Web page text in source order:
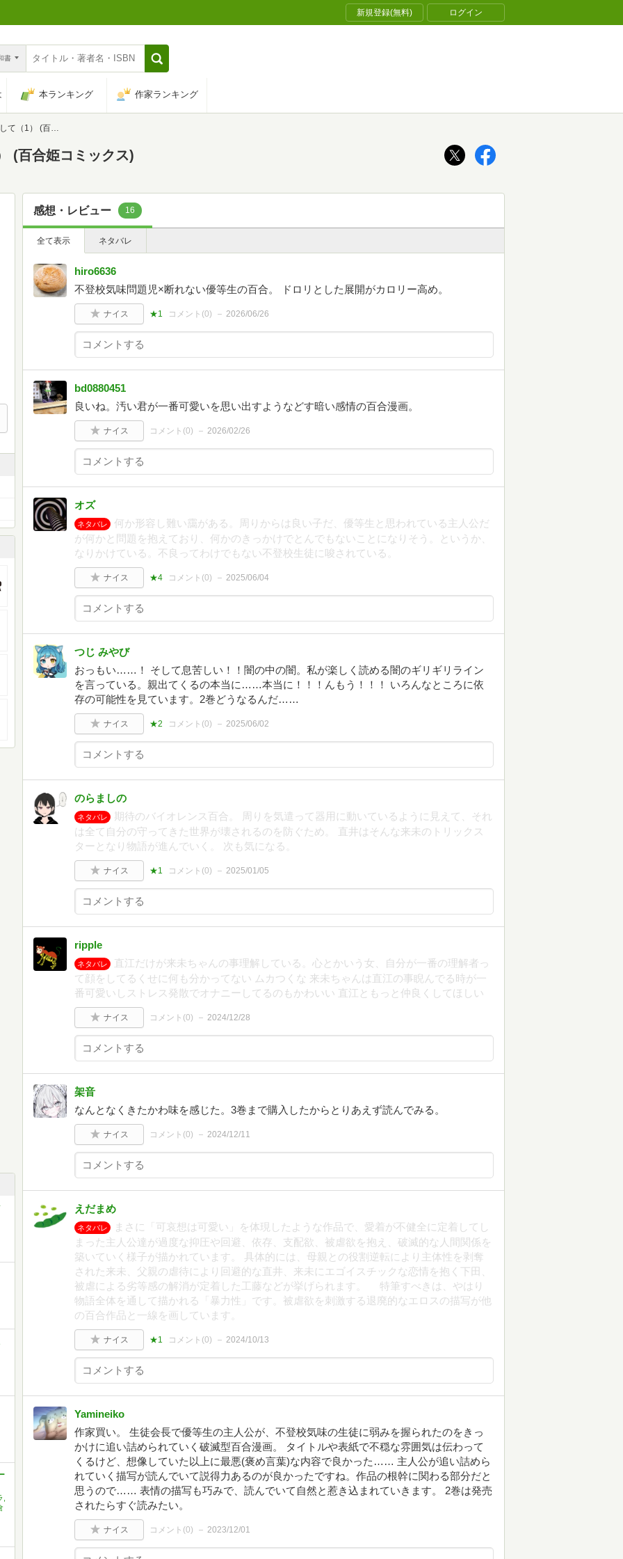
新規登録(無料) ログイン
書
本ランキング 作家ランキング
百合姫コミックス)
(百合姫コミックス)
感想・レビュー 16
全て表示 ネタバレ
hiro6636
不登校気味問題児×断れない優等生の百合。 ドロリとした展開がカロリー高め。
ナイス ★1 コメント(0) 2026/06/26
bd0880451
良いね。汚い君が一番可愛いを思い出すようなどす暗い感情の百合漫画。
ナイス コメント(0) 2026/02/26
オズ
ネタバレ
何か形容し難い靄がある。周りからは良い子だ、優等生と思われている主人公だ
が何かと問題を抱えており、何かのきっかけでとんでもないことになりそう。というか、
なりかけている。不良ってわけでもない不登校生徒に唆されている。
ナイス ★4 コメント(0) 2025/06/04
つじ みやび
おっもい……！ そして息苦しい！！闇の中の闇。私が楽しく読める闇のギリギリライン
を言っている。親出てくるの本当に……本当に！！！んもう！！！ いろんなところに依
存の可能性を見ています。2巻どうなるんだ……
ナイス ★2 コメント(0) 2025/06/02
のらましの
ネタバレ
期待のバイオレンス百合。 周りを気遣って器用に動いているように見えて、それ
は全て自分の守ってきた世界が壊されるのを防ぐため。 直井はそんな来未のトリックス
ターとなり物語が進んでいく。 次も気になる。
ナイス ★1 コメント(0) 2025/01/05
ripple
ネタバレ
直江だけが来未ちゃんの事理解している。心とかいう女、自分が一番の理解者っ
て顔をしてるくせに何も分かってない ムカつくな 来未ちゃんは直江の事睨んでる時が一
番可愛いしストレス発散でオナニーしてるのもかわいい 直江ともっと仲良くしてほしい
ナイス コメント(0) 2024/12/28
架音
なんとなくきたかわ味を感じた。3巻まで購入したからとりあえず読んでみる。
ナイス コメント(0) 2024/12/11
えだまめ
ネタバレ
まさに「可哀想は可愛い」を体現したような作品で、愛着が不健全に定着してし
まった主人公達が過度な抑圧や回避、依存、支配欲、被虐欲を抱え、破滅的な人間関係を
築いていく様子が描かれています。 具体的には、母親との役割逆転により主体性を剥奪
された来未、父親の虐待により回避的な直井、来未にエゴイスチックな恋情を抱く下田、
被虐による劣等感の解消が定着した工藤などが挙げられます。 特筆すべきは、やはり
物語全体を通して描かれる「暴力性」です。被虐欲を刺激する退廃的なエロスの描写が他
の百合作品と一線を画しています。
ナイス ★1 コメント(0) 2024/10/13
Yamineiko
作家買い。 生徒会長で優等生の主人公が、不登校気味の生徒に弱みを握られたのをきっ
かけに追い詰められていく破滅型百合漫画。 タイトルや表紙で不穏な雰囲気は伝わって
くるけど、想像していた以上に最悪(褒め言葉)な内容で良かった…… 主人公が追い詰めら
れていく描写が読んでいて説得力あるのが良かったですね。作品の根幹に関わる部分だと
思うので…… 表情の描写も巧みで、読んでいて自然と惹き込まれていきます。 2巻は発売
されたらすぐ読みたい。
ナイス コメント(0) 2023/12/01